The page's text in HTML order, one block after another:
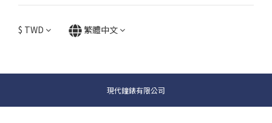
$ TWD 繁體中文
現代鐘錶有限公司